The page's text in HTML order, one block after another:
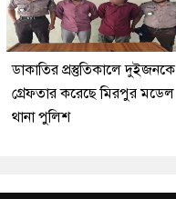
ডাকাতির প্রস্তুতিকালে দুইজনকে
গ্রেফতার করেছে মিরপুর মডেল
থানা পুলিশ